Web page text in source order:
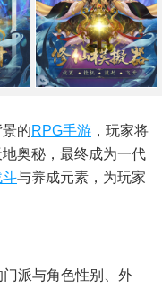
的RPG手游 ，玩家将
地奥秘，最终成为一代
斗与养成元素，为玩家
派与角色性别、外